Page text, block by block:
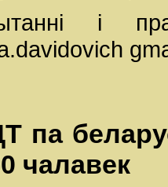
і
па
чалавек